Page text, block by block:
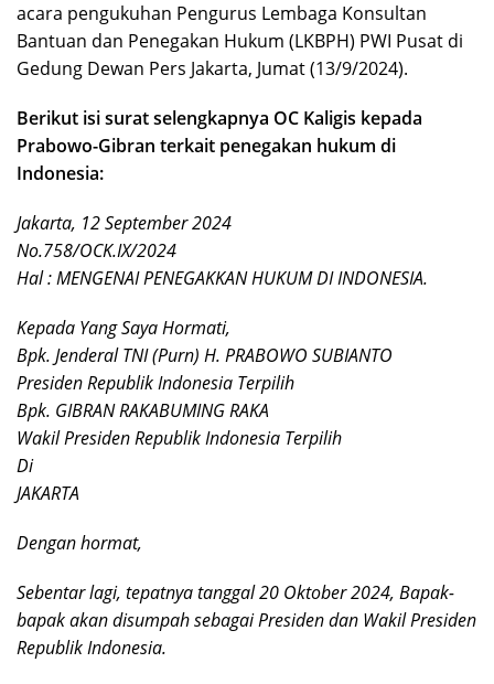
acara pengukuhan Pengurus Lembaga Konsultan
Bantuan dan Penegakan Hukum (LKBPH) PWI Pusat di
Gedung Dewan Pers Jakarta, Jumat (13/9/2024).
Berikut isi surat selengkapnya OC Kaligis kepada
Prabowo-Gibran terkait penegakan hukum di
Indonesia:
Jakarta, 12 September 2024
No.758/OCK.IX/2024
Hal : MENGENAI PENEGAKKAN HUKUM DI INDONESIA.
Kepada Yang Saya Hormati,
Bpk. Jenderal TNI (Purn) H. PRABOWO SUBIANTO
Presiden Republik Indonesia Terpilih
Bpk. GIBRAN RAKABUMING RAKA
Wakil Presiden Republik Indonesia Terpilih
Di
JAKARTA
Dengan hormat,
Sebentar lagi, tepatnya tanggal 20 Oktober 2024, Bapak-
bapak akan disumpah sebagai Presiden dan Wakil Presiden
Republik Indonesia.